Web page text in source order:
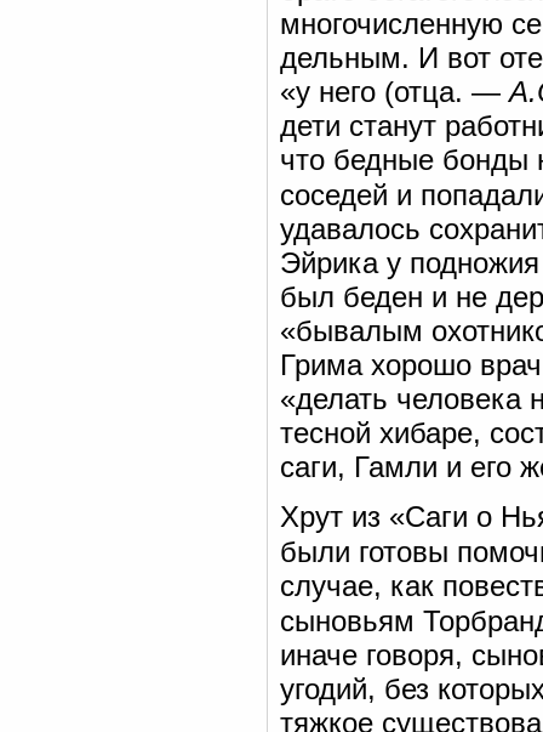
многочисленную
дельным. И вот
«у него (отца. —
дети станут
что бедные бонды
соседей и
удавалось
Эйрика у
был беден и не
«бывалым
Грима хорошо
«делать
тесной хибаре,
саги, Гамли и его
Хрут из «Саги о
были готовы
случае, как
сыновьям
иначе говоря,
угодий, без
тяжкое